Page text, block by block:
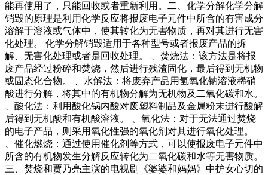
能再使用了，只能回收或者重新利用。二、化学分解化学分解
销毁的原理是利用化学反应将报废电子元件中所含的有害成分
溶解于溶液或气体中，使其转化为无害物质，再对其进行无害
化处理。 化学分解销毁适用于各种型号或者报废产品的拆
解、无害化处理或者是回收处理。 、焚烧法：该方法是将报
废产品经过粉碎和焚烧，然后进行残渣固化，最后得到无机物
或固态化合物。 、水解法：将废弃产品用氢氧化钠溶液稀硝
酸进行分解，将其中的有机物分解为无机物及二氧化碳和水。
、酸化法：利用酸化锅内酸对废塑料制品及金属粉末进行酸解
后得到无机酸和有机酸溶液。 、氧化法：对于无法通过焚烧
的电子产品，则采用氧化性强的氧化剂对其进行氧化处理。
、催化燃烧：通过使用催化剂等方式，可以使报废电子元件中
所含的有机物发生分解反应转化为二氧化碳和水等无害物质。
三、焚烧和贾乃亮主演的电视剧《婆婆和妈妈》中护女心切的